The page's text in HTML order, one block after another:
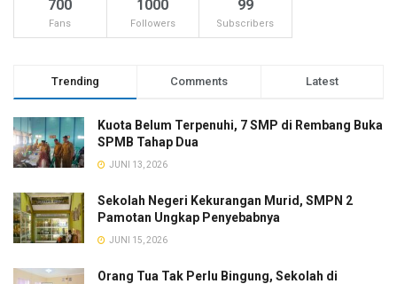
700
Fans
1000
Followers
99
Subscribers
Trending Comments Latest
Kuota Belum Terpenuhi, 7 SMP di Rembang Buka
SPMB Tahap Dua
JUNI 13, 2026
Sekolah Negeri Kekurangan Murid, SMPN 2
Pamotan Ungkap Penyebabnya
JUNI 15, 2026
Orang Tua Tak Perlu Bingung, Sekolah di